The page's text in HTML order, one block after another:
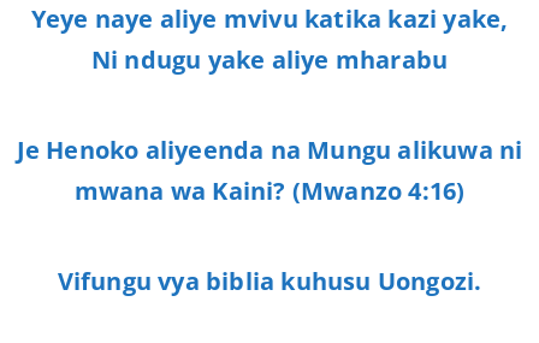
Yeye naye aliye mvivu katika kazi yake,
Ni ndugu yake aliye mharabu
Je Henoko aliyeenda na Mungu alikuwa ni
mwana wa Kaini? (Mwanzo 4:16)
Vifungu vya biblia kuhusu Uongozi.